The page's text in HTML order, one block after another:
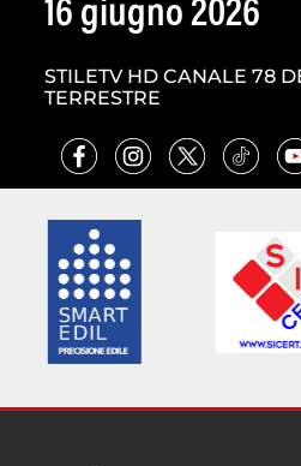
16 giugno 2026
STILETV HD CANALE 78
TERRESTRE